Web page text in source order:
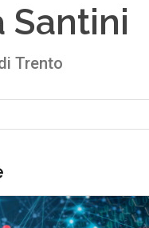
Santini
Trento